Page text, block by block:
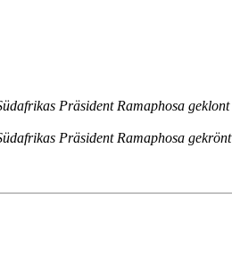
Präsident Ramaphosa geklont
Präsident Ramaphosa gekrönt